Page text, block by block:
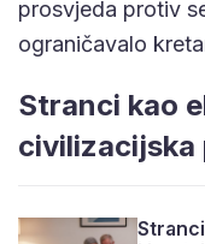
prosvjeda protiv
ograničavalo
Stranci kao